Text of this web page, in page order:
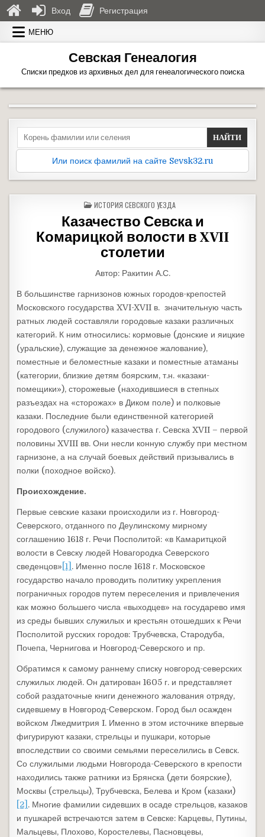
Перейти к содержимому
МЕНЮ
Севская Генеалогия
Списки предков из архивных дел для генеалогического поиска
Search for:
Или поиск фамилий на сайте Sevsk32.ru
ОПУБЛИКОВАНО В
ИСТОРИЯ СЕВСКОГО УЕЗДА
Казачество Севска и
Комарицкой волости в XVII
столетии
Автор: Ракитин А.С.
В большинстве гарнизонов южных городов-крепостей
Московского государства XVI-XVII в. значительную часть
ратных людей составляли городовые казаки различных
категорий. К ним относились: кормовые (донские и яицкие
(уральские), служащие за денежное жалование),
поместные и беломестные казаки и поместные атаманы
(категории, близкие детям боярским, т.н. «казаки-
помещики»), сторожевые (находившиеся в степных
разъездах на «сторожах» в Диком поле) и полковые
казаки. Последние были единственной категорией
городового (служилого) казачества г. Севска XVII – первой
половины XVIII вв. Они несли конную службу при местном
гарнизоне, а на случай боевых действий призывались в
полки (походное войско).
Происхождение.
Первые севские казаки происходили из г. Новгород-
Северского, отданного по Деулинскому мирному
соглашению 1618 г. Речи Посполитой: «в Камаритцкой
волости в Севску людей Новагородка Северского
сведенцов» [1] . Именно после 1618 г. Московское
государство начало проводить политику укрепления
пограничных городов путем переселения и привлечения
как можно большего числа «выходцев» на государево имя
из среды бывших служилых и крестьян отошедших к Речи
Посполитой русских городов: Трубчевска, Стародуба,
Почепа, Чернигова и Новгород-Северского и пр.
Обратимся к самому раннему списку новгород-северских
служилых людей. Он датирован 1605 г. и представляет
собой раздаточные книги денежного жалования отряду,
сидевшему в Новгород-Северском. Город был осажден
войском Лжедмитрия I. Именно в этом источнике впервые
фигурируют казаки, стрельцы и пушкари, которые
впоследствии со своими семьями переселились в Севск.
Со служилыми людьми Новгорода-Северского в крепости
находились также ратники из Брянска (дети боярские),
Москвы (стрельцы), Трубчевска, Белева и Кром (казаки)
[2] . Многие фамилии сидевших в осаде стрельцов, казаков
и пушкарей встречаются затем в Севске: Карцевы, Путины,
Мальцевы, Плохово, Коростелевы, Пасновцевы,
Вход Регистрация